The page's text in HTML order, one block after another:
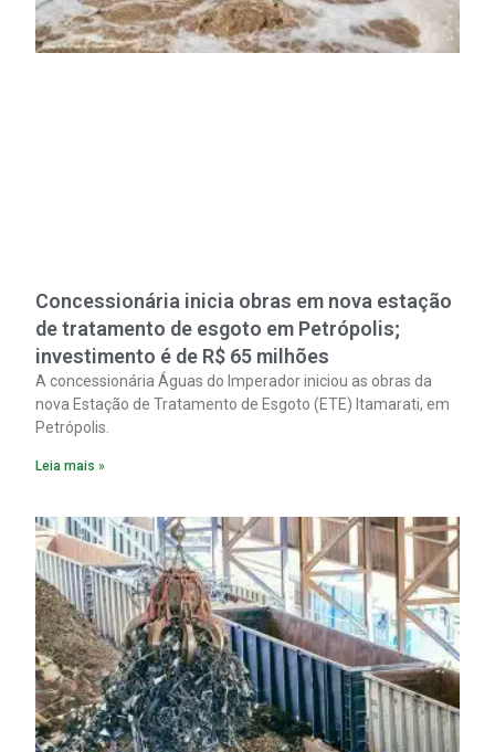
Concessionária inicia obras em nova estação
de tratamento de esgoto em Petrópolis;
investimento é de R$ 65 milhões
A concessionária Águas do Imperador iniciou as obras da
nova Estação de Tratamento de Esgoto (ETE) Itamarati, em
Petrópolis.
Leia mais »